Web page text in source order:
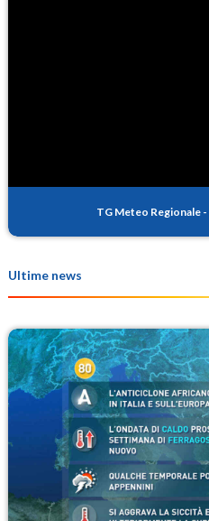
TG Meteo Regionale -
Ultime news